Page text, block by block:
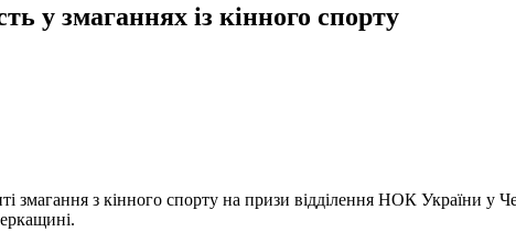
у змаганнях із кінного спорту
змагання з кінного спорту на призи відділення НОК України у